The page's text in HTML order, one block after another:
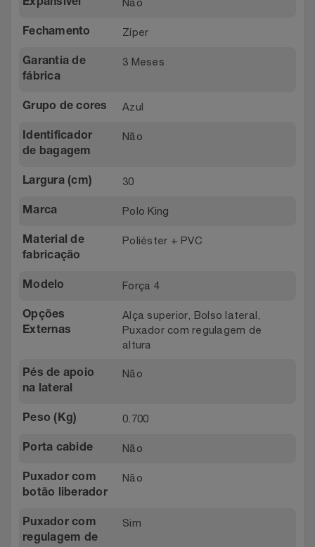
Expansível
Fechamento Zíper
Garantia de
fábrica
3 Meses
Grupo de cores Azul
Identificador
de bagagem
Não
Largura (cm) 30
Marca Polo King
Material de
fabricação
Poliéster + PVC
Modelo Força 4
Opções
Externas
Alça superior, Bolso lateral,
Puxador com regulagem de
altura
Pés de apoio
na lateral
Não
Peso (Kg) 0.700
Porta cabide Não
Puxador com
botão liberador
Não
Puxador com
regulagem de
Sim